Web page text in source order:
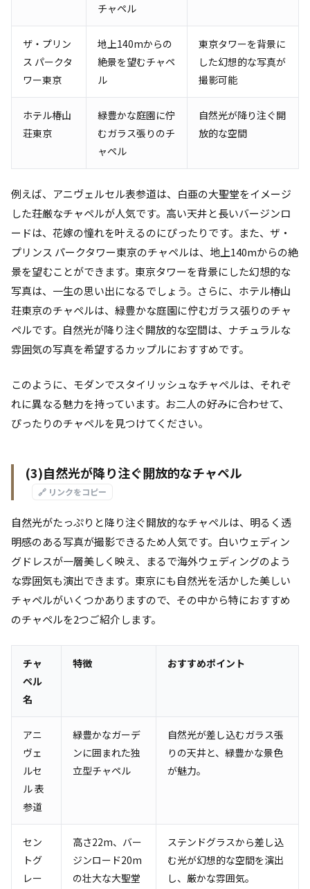
チャペル
ザ・プリン
ス パークタ
ワー東京
地上140mからの
絶景を望むチャペ
ル
東京タワーを背景に
した幻想的な写真が
撮影可能
ホテル椿山
荘東京
緑豊かな庭園に佇
むガラス張りのチ
ャペル
自然光が降り注ぐ開
放的な空間
例えば、アニヴェルセル表参道は、白亜の大聖堂をイメージ
した荘厳なチャペルが人気です。高い天井と長いバージンロ
ードは、花嫁の憧れを叶えるのにぴったりです。また、ザ・
プリンス パークタワー東京のチャペルは、地上140mからの絶
景を望むことができます。東京タワーを背景にした幻想的な
写真は、一生の思い出になるでしょう。さらに、ホテル椿山
荘東京のチャペルは、緑豊かな庭園に佇むガラス張りのチャ
ペルです。自然光が降り注ぐ開放的な空間は、ナチュラルな
雰囲気の写真を希望するカップルにおすすめです。
このように、モダンでスタイリッシュなチャペルは、それぞ
れに異なる魅力を持っています。お二人の好みに合わせて、
ぴったりのチャペルを見つけてください。
(3)自然光が降り注ぐ開放的なチャペル
🔗 リンクをコピー
自然光がたっぷりと降り注ぐ開放的なチャペルは、明るく透
明感のある写真が撮影できるため人気です。白いウェディン
グドレスが一層美しく映え、まるで海外ウェディングのよう
な雰囲気も演出できます。東京にも自然光を活かした美しい
チャペルがいくつかありますので、その中から特におすすめ
のチャペルを2つご紹介します。
チャ
ペル
名
特徴 おすすめポイント
アニ
ヴェ
ルセ
ル 表
参道
緑豊かなガーデ
ンに囲まれた独
立型チャペル
自然光が差し込むガラス張
りの天井と、緑豊かな景色
が魅力。
セン
トグ
レー
高さ22m、バー
ジンロード20m
の壮大な大聖堂
ステンドグラスから差し込
む光が幻想的な空間を演出
し、厳かな雰囲気。